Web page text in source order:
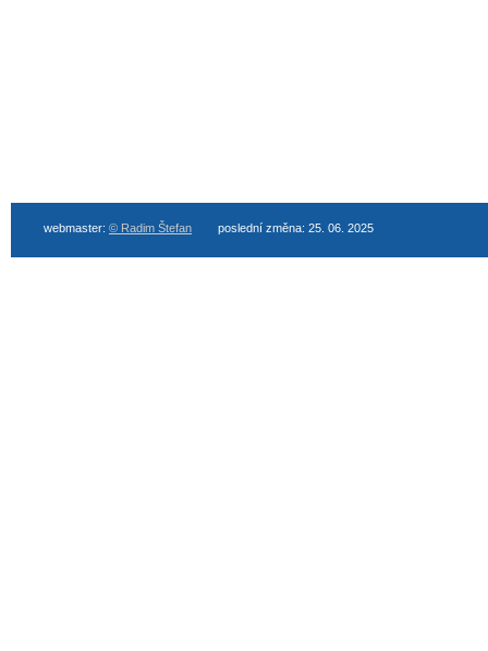
webmaster: © Radim Štefan poslední změna: 25. 06. 2025